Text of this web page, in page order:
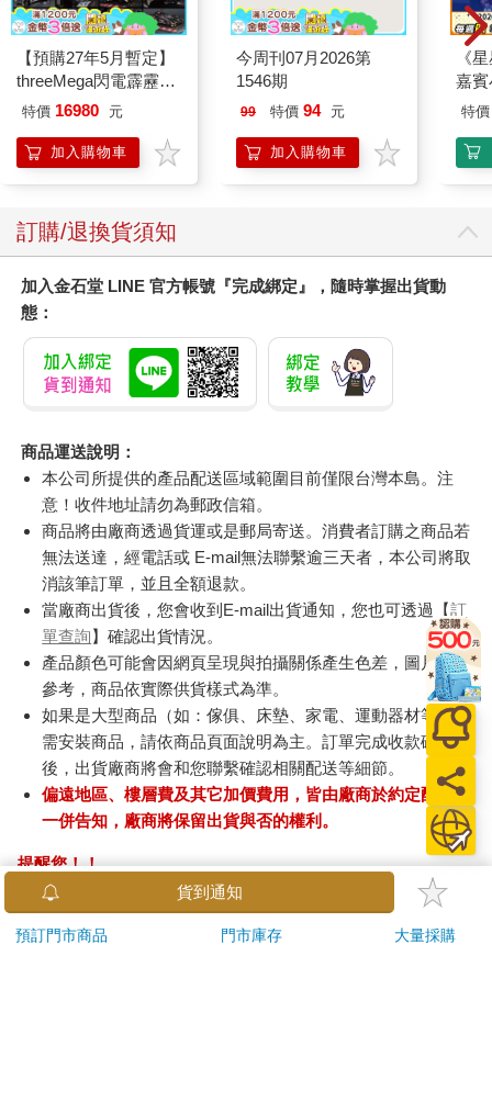
【預購27年5月暫定】
threeMega閃電霹靂車
VA Hi-SPEC UNITED
SIREN 黑色限定
特價 16980 元
加入購物車
今周刊07月2026第
1546期
99 特價 94 元
加入購物車
《
嘉
特價
訂購/退換貨須知
加入金石堂 LINE 官方帳號『完成綁定』，隨時掌握出貨動
態：
商品運送說明：
本公司所提供的產品配送區域範圍目前僅限台灣本島。注
意！收件地址請勿為郵政信箱。
商品將由廠商透過貨運或是郵局寄送。消費者訂購之商品若
無法送達，經電話或 E-mail無法聯繫逾三天者，本公司將取
消該筆訂單，並且全額退款。
當廠商出貨後，您會收到E-mail出貨通知，您也可透過【訂
單查詢】確認出貨情況。
產品顏色可能會因網頁呈現與拍攝關係產生色差，圖片僅供
參考，商品依實際供貨樣式為準。
如果是大型商品（如：傢俱、床墊、家電、運動器材等）及
需安裝商品，請依商品頁面說明為主。訂單完成收款確認
後，出貨廠商將會和您聯繫確認相關配送等細節。
偏遠地區、樓層費及其它加價費用，皆由廠商於約定配送時
一併告知，廠商將保留出貨與否的權利。
提醒您！！
金石堂及銀行均不會請您操作ATM! 如接獲電話要求您前往
ATM提款機，請不要聽從指示，以免受騙上當！
貨到通知
預訂門市商品 門市庫存 大量採購